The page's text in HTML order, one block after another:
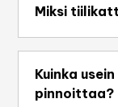
Miksi
Pinnoitus
estää
värin. Se
Kuinka
pinnoittaa?